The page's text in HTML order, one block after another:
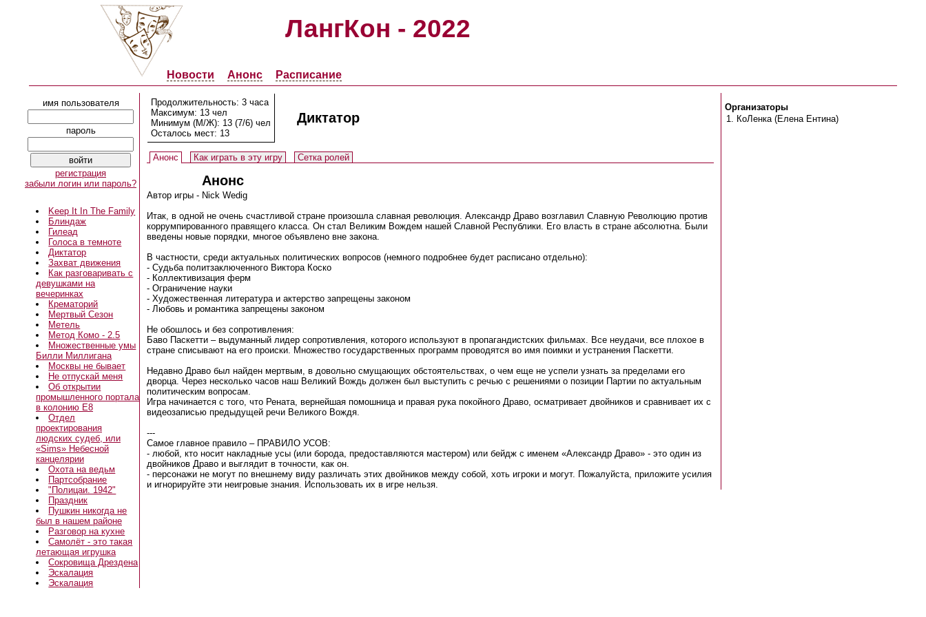
ЛангКон - 2022
Новости Анонс Расписание
имя пользователя
пароль
регистрация
забыли логин или пароль?
Keep It In The Family
Блиндаж
Гилеад
Голоса в темноте
Диктатор
Захват движения
Как разговаривать с
девушками на
вечеринках
Крематорий
Мертвый Сезон
Метель
Метод Комо - 2.5
Множественные умы
Билли Миллигана
Москвы не бывает
Не отпускай меня
Об открытии
промышленного портала
в колонию E8
Отдел
проектирования
людских судеб, или
«Sims» Небесной
канцелярии
Охота на ведьм
Партсобрание
"Полицаи. 1942"
Праздник
Пушкин никогда не
был в нашем районе
Разговор на кухне
Самолёт - это такая
летающая игрушка
Сокровища Дрездена
Эскалация
Эскалация
Организаторы
КоЛенка (Елена Ентина)
Продолжительность: 3 часа
Максимум: 13 чел
Минимум (М/Ж): 13 (7/6) чел
Осталось мест: 13
Диктатор
Анонс Как играть в эту игру Сетка ролей
Анонс
Автор игры - Nick Wedig
Итак, в одной не очень счастливой стране произошла славная революция. Александр Драво возглавил Славную Революцию против
коррумпированного правящего класса. Он стал Великим Вождем нашей Славной Республики. Его власть в стране абсолютна. Были
введены новые порядки, многое объявлено вне закона.
В частности, среди актуальных политических вопросов (немного подробнее будет расписано отдельно):
- Судьба политзаключенного Виктора Коско
- Коллективизация ферм
- Ограничение науки
- Художественная литература и актерство запрещены законом
- Любовь и романтика запрещены законом
Не обошлось и без сопротивления:
Баво Паскетти – выдуманный лидер сопротивления, которого используют в пропагандистских фильмах. Все неудачи, все плохое в
стране списывают на его происки. Множество государственных программ проводятся во имя поимки и устранения Паскетти.
Недавно Драво был найден мертвым, в довольно смущающих обстоятельствах, о чем еще не успели узнать за пределами его
дворца. Через несколько часов наш Великий Вождь должен был выступить с речью с решениями о позиции Партии по актуальным
политическим вопросам.
Игра начинается с того, что Рената, вернейшая помошница и правая рука покойного Драво, осматривает двойников и сравнивает их с
видеозаписью предыдущей речи Великого Вождя.
---
Самое главное правило – ПРАВИЛО УСОВ:
- любой, кто носит накладные усы (или борода, предоставляются мастером) или бейдж с именем «Александр Драво» - это один из
двойников Драво и выглядит в точности, как он.
- персонажи не могут по внешнему виду различать этих двойников между собой, хоть игроки и могут. Пожалуйста, приложите усилия
и игнорируйте эти неигровые знания. Использовать их в игре нельзя.